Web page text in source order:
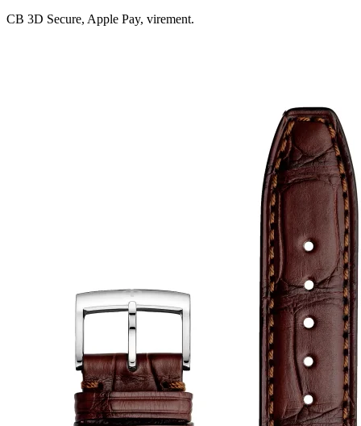
CB 3D Secure, Apple Pay, virement.